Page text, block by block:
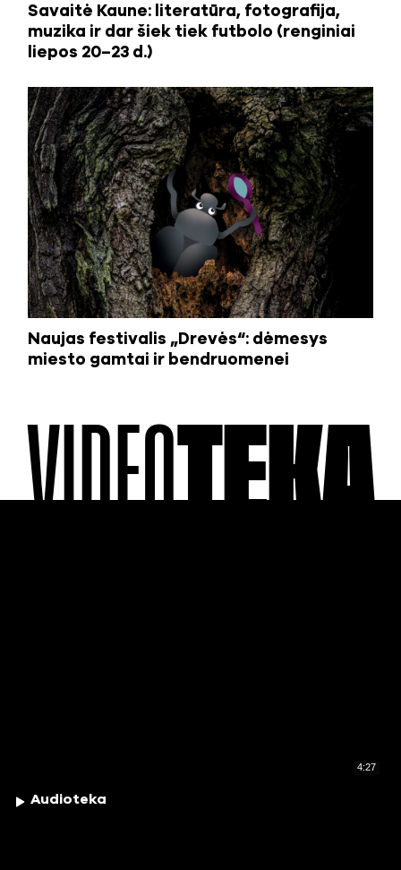
Savaitė Kaune: literatūra, fotografija,
muzika ir dar šiek tiek futbolo (renginiai
liepos 20–23 d.)
Naujas festivalis „Drevės“: dėmesys
miesto gamtai ir bendruomenei
VIDEOTEKA
4:27
Audioteka